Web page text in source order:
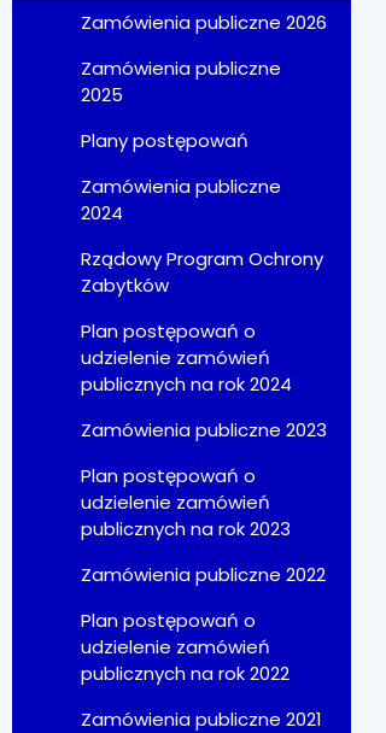
Zamówienia publiczne 2026
Zamówienia publiczne
2025
Plany postępowań
Zamówienia publiczne
2024
Rządowy Program Ochrony
Zabytków
Plan postępowań o
udzielenie zamówień
publicznych na rok 2024
Zamówienia publiczne 2023
Plan postępowań o
udzielenie zamówień
publicznych na rok 2023
Zamówienia publiczne 2022
Plan postępowań o
udzielenie zamówień
publicznych na rok 2022
Zamówienia publiczne 2021